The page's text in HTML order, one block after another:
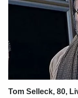
Tom Selleck, 80,